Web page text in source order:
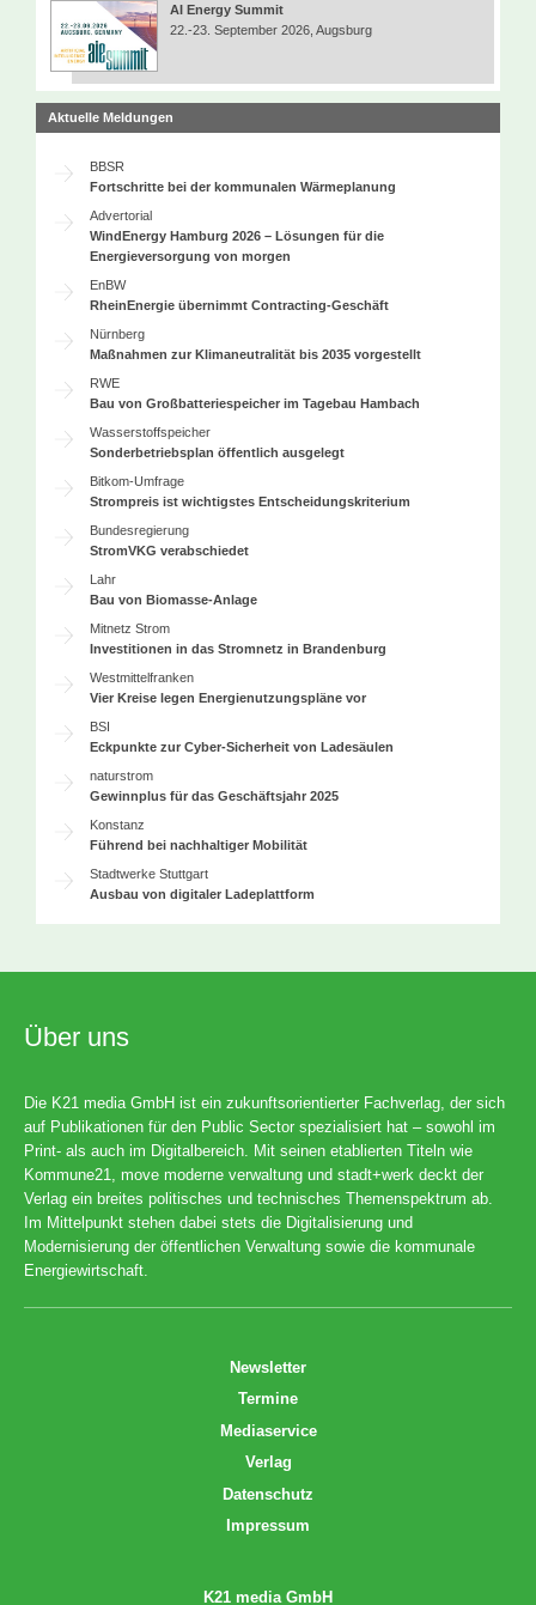
AI Energy Summit
22.-23. September 2026, Augsburg
Aktuelle Meldungen
BBSR
Fortschritte bei der kommunalen Wärmeplanung
Advertorial
WindEnergy Hamburg 2026 – Lösungen für die
Energieversorgung von morgen
EnBW
RheinEnergie übernimmt Contracting-Geschäft
Nürnberg
Maßnahmen zur Klimaneutralität bis 2035 vorgestellt
RWE
Bau von Großbatteriespeicher im Tagebau Hambach
Wasserstoffspeicher
Sonderbetriebsplan öffentlich ausgelegt
Bitkom-Umfrage
Strompreis ist wichtigstes Entscheidungskriterium
Bundesregierung
StromVKG verabschiedet
Lahr
Bau von Biomasse-Anlage
Mitnetz Strom
Investitionen in das Stromnetz in Brandenburg
Westmittelfranken
Vier Kreise legen Energienutzungspläne vor
BSI
Eckpunkte zur Cyber-Sicherheit von Ladesäulen
naturstrom
Gewinnplus für das Geschäftsjahr 2025
Konstanz
Führend bei nachhaltiger Mobilität
Stadtwerke Stuttgart
Ausbau von digitaler Ladeplattform
Über uns
Die K21 media GmbH ist ein zukunftsorientierter Fachverlag, der sich
auf Publikationen für den Public Sector spezialisiert hat – sowohl im
Print- als auch im Digitalbereich. Mit seinen etablierten Titeln wie
Kommune21, move moderne verwaltung und stadt+werk deckt der
Verlag ein breites politisches und technisches Themenspektrum ab.
Im Mittelpunkt stehen dabei stets die Digitalisierung und
Modernisierung der öffentlichen Verwaltung sowie die kommunale
Energiewirtschaft.
Newsletter
Termine
Mediaservice
Verlag
Datenschutz
Impressum
K21 media GmbH